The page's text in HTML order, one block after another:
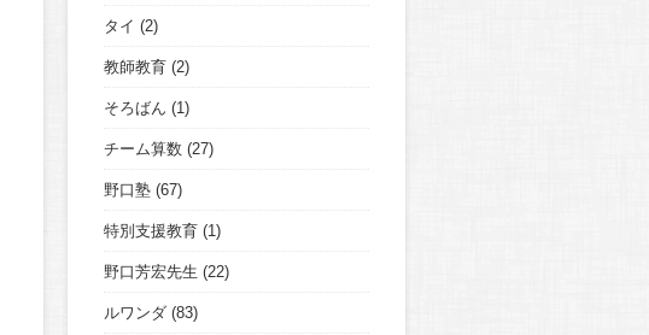
タイ (2)
教師教育 (2)
そろばん (1)
チーム算数 (27)
野口塾 (67)
特別支援教育 (1)
野口芳宏先生 (22)
ルワンダ (83)